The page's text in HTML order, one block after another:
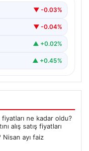
▼ -0.03%
▼ -0.04%
▲ +0.02%
▲ +0.45%
fiyatları ne kadar oldu?
alış satış fiyatları
Nisan ayı faiz